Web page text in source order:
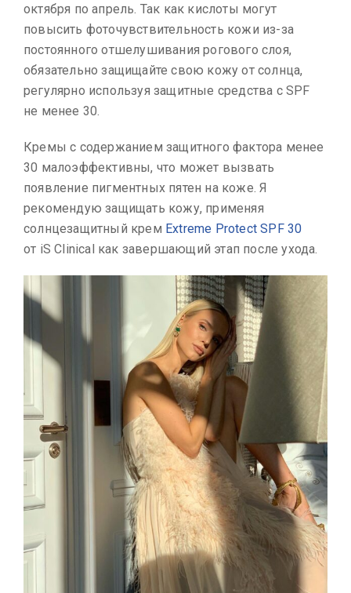
октября по апрель. Так как кислоты могут
повысить фоточувствительность кожи из-за
постоянного отшелушивания рогового слоя,
обязательно защищайте свою кожу от солнца,
регулярно используя защитные средства с SPF
не менее 30.
Кремы с содержанием защитного фактора менее
30 малоэффективны, что может вызвать
появление пигментных пятен на коже. Я
рекомендую защищать кожу, применяя
солнцезащитный крем Extreme Protect SPF 30
от iS Clinical как завершающий этап после ухода.